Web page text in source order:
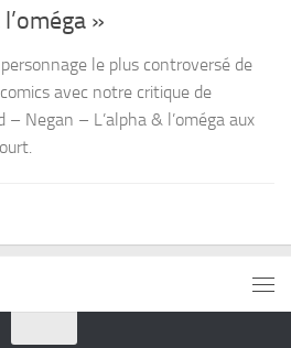
»
le plus controversé de
avec notre critique de
– Negan – L’alpha & l’oméga aux